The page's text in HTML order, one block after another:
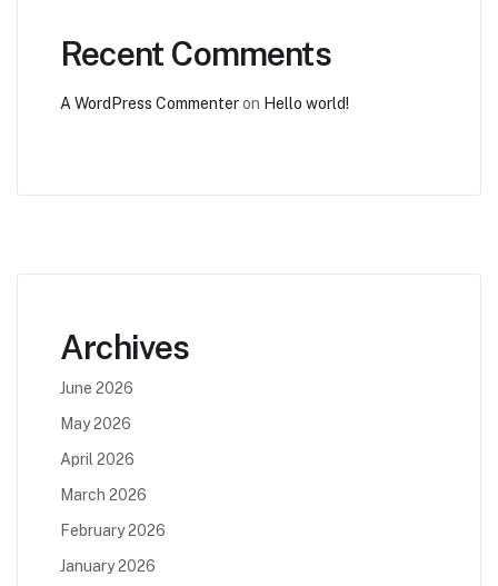
Recent Comments
A WordPress Commenteron Hello world!
Archives
June 2026
May 2026
April 2026
March 2026
February 2026
January 2026